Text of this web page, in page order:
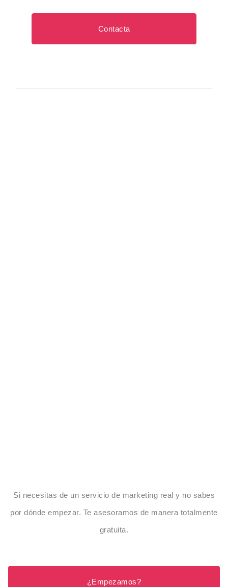
Contacta
Si necesitas de un servicio de marketing real y no sabes
por dónde empezar. Te asesoramos de manera totalmente
gratuita.
¿Empezamos?